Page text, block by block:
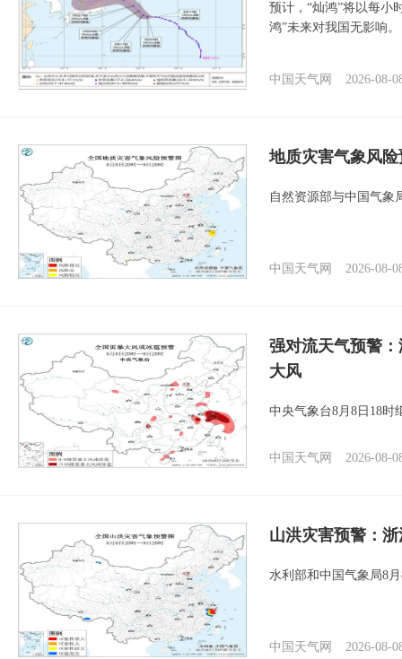
预计，“灿鸿”将以每小
鸿”未来对我国无影响。
中国天气网 2026-08-
地质灾害气象风
自然资源部与中国气象
中国天气网 2026-08-
强对流天气预警
大风
中央气象台8月8日18时
中国天气网 2026-08-
山洪灾害预警：
水利部和中国气象局8
中国天气网 2026-08-